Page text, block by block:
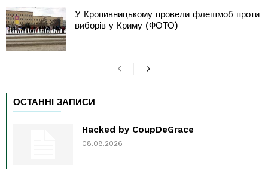
У Кропивницькому провели флешмоб проти
виборів у Криму (ФОТО)
ОСТАННІ ЗАПИСИ
Hacked by CoupDeGrace
08.08.2026